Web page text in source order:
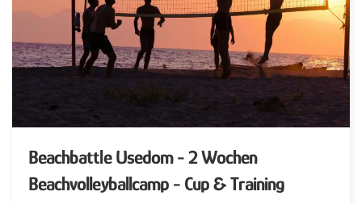
Beachbattle Usedom - 2 Wochen
Beachvolleyballcamp - Cup & Training